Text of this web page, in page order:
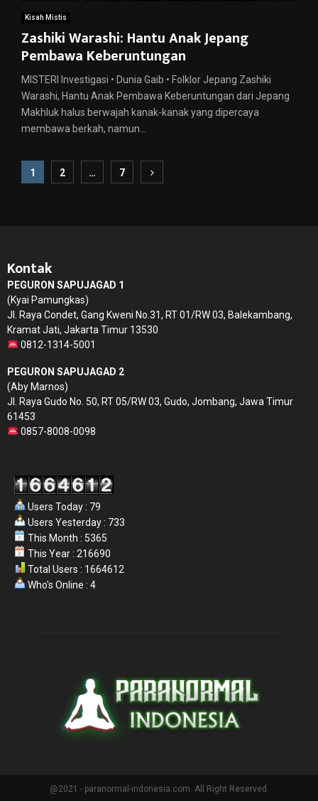
Kisah Mistis
Zashiki Warashi: Hantu Anak Jepang
Pembawa Keberuntungan
MISTERI Investigasi • Dunia Gaib • Folklor Jepang Zashiki
Warashi, Hantu Anak Pembawa Keberuntungan dari Jepang
Makhluk halus berwajah kanak-kanak yang dipercaya
membawa berkah, namun...
Paginasi
1 2 … 7
Kontak
PEGURON SAPUJAGAD 1
(Kyai Pamungkas)
Jl. Raya Condet, Gang Kweni No.31, RT 01/RW 03, Balekambang,
Kramat Jati, Jakarta Timur 13530
0812-1314-5001
PEGURON SAPUJAGAD 2
(Aby Marnos)
Jl. Raya Gudo No. 50, RT 05/RW 03, Gudo, Jombang, Jawa Timur
61453
0857-8008-0098
Users Today : 79
Users Yesterday : 733
This Month : 5365
This Year : 216690
Total Users : 1664612
Who's Online : 4
@2021 - paranormal-indonesia.com. All Right Reserved.